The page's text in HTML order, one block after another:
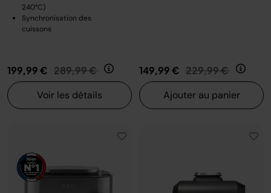
240°C)
Synchronisation des
cuissons
199,99 € Prix réduit de
289,99 € au
Voir les détails
149,99 € Prix réduit de
229,99 € au
Ajouter au panier